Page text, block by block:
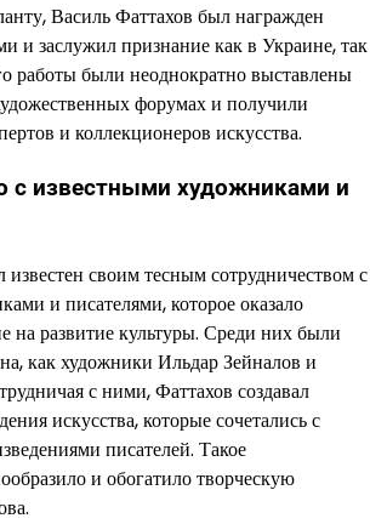
Василь Фаттахов был награжден
и заслужил признание как в Украине, так
работы были неоднократно выставлены
форумах и получили
и коллекционеров искусства.
с известными художниками и
своим тесным сотрудничеством с
и писателями, которое оказало
на развитие культуры. Среди них были
как художники Ильдар Зейналов и
с ними, Фаттахов создавал
искусства, которые сочетались с
писателей. Такое
и обогатило творческую